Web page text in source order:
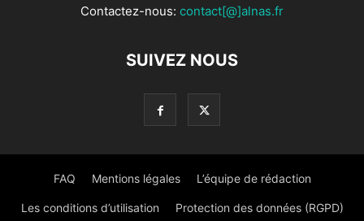
Contactez-nous: contact[@]alnas.fr
SUIVEZ NOUS
FAQ Mentions légales L’équipe de rédaction
Les conditions d’utilisation Protection des données (RGPD)